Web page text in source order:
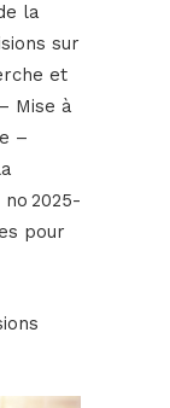
la
sur
et
Mise à
–
2025-
pour